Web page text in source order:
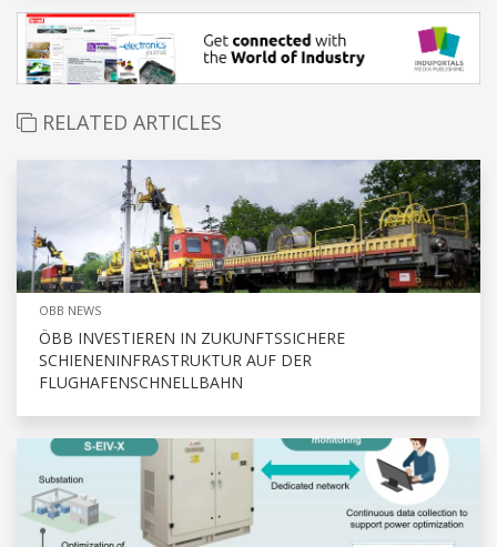
RELATED ARTICLES
OBB NEWS
ÖBB INVESTIEREN IN ZUKUNFTSSICHERE
SCHIENENINFRASTRUKTUR AUF DER
FLUGHAFENSCHNELLBAHN